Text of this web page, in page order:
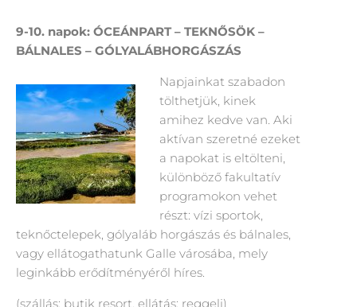
9-10. napok: ÓCEÁNPART – TEKNŐSÖK –
BÁLNALES – GÓLYALÁBHORGÁSZÁS
Napjainkat szabadon
tölthetjük, kinek
amihez kedve van. Aki
aktívan szeretné ezeket
a napokat is eltölteni,
különböző fakultatív
programokon vehet
részt: vízi sportok,
teknőctelepek, gólyaláb horgászás és bálnales,
vagy ellátogathatunk Galle városába, mely
leginkább erődítményéről híres.
(szállás: butik resort, ellátás: reggeli)